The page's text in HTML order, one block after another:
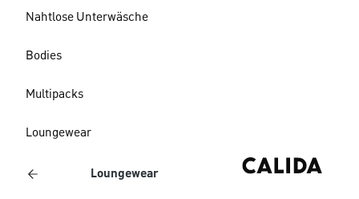
Nahtlose Unterwäsche
Bodies
Multipacks
Loungewear
Loungewear